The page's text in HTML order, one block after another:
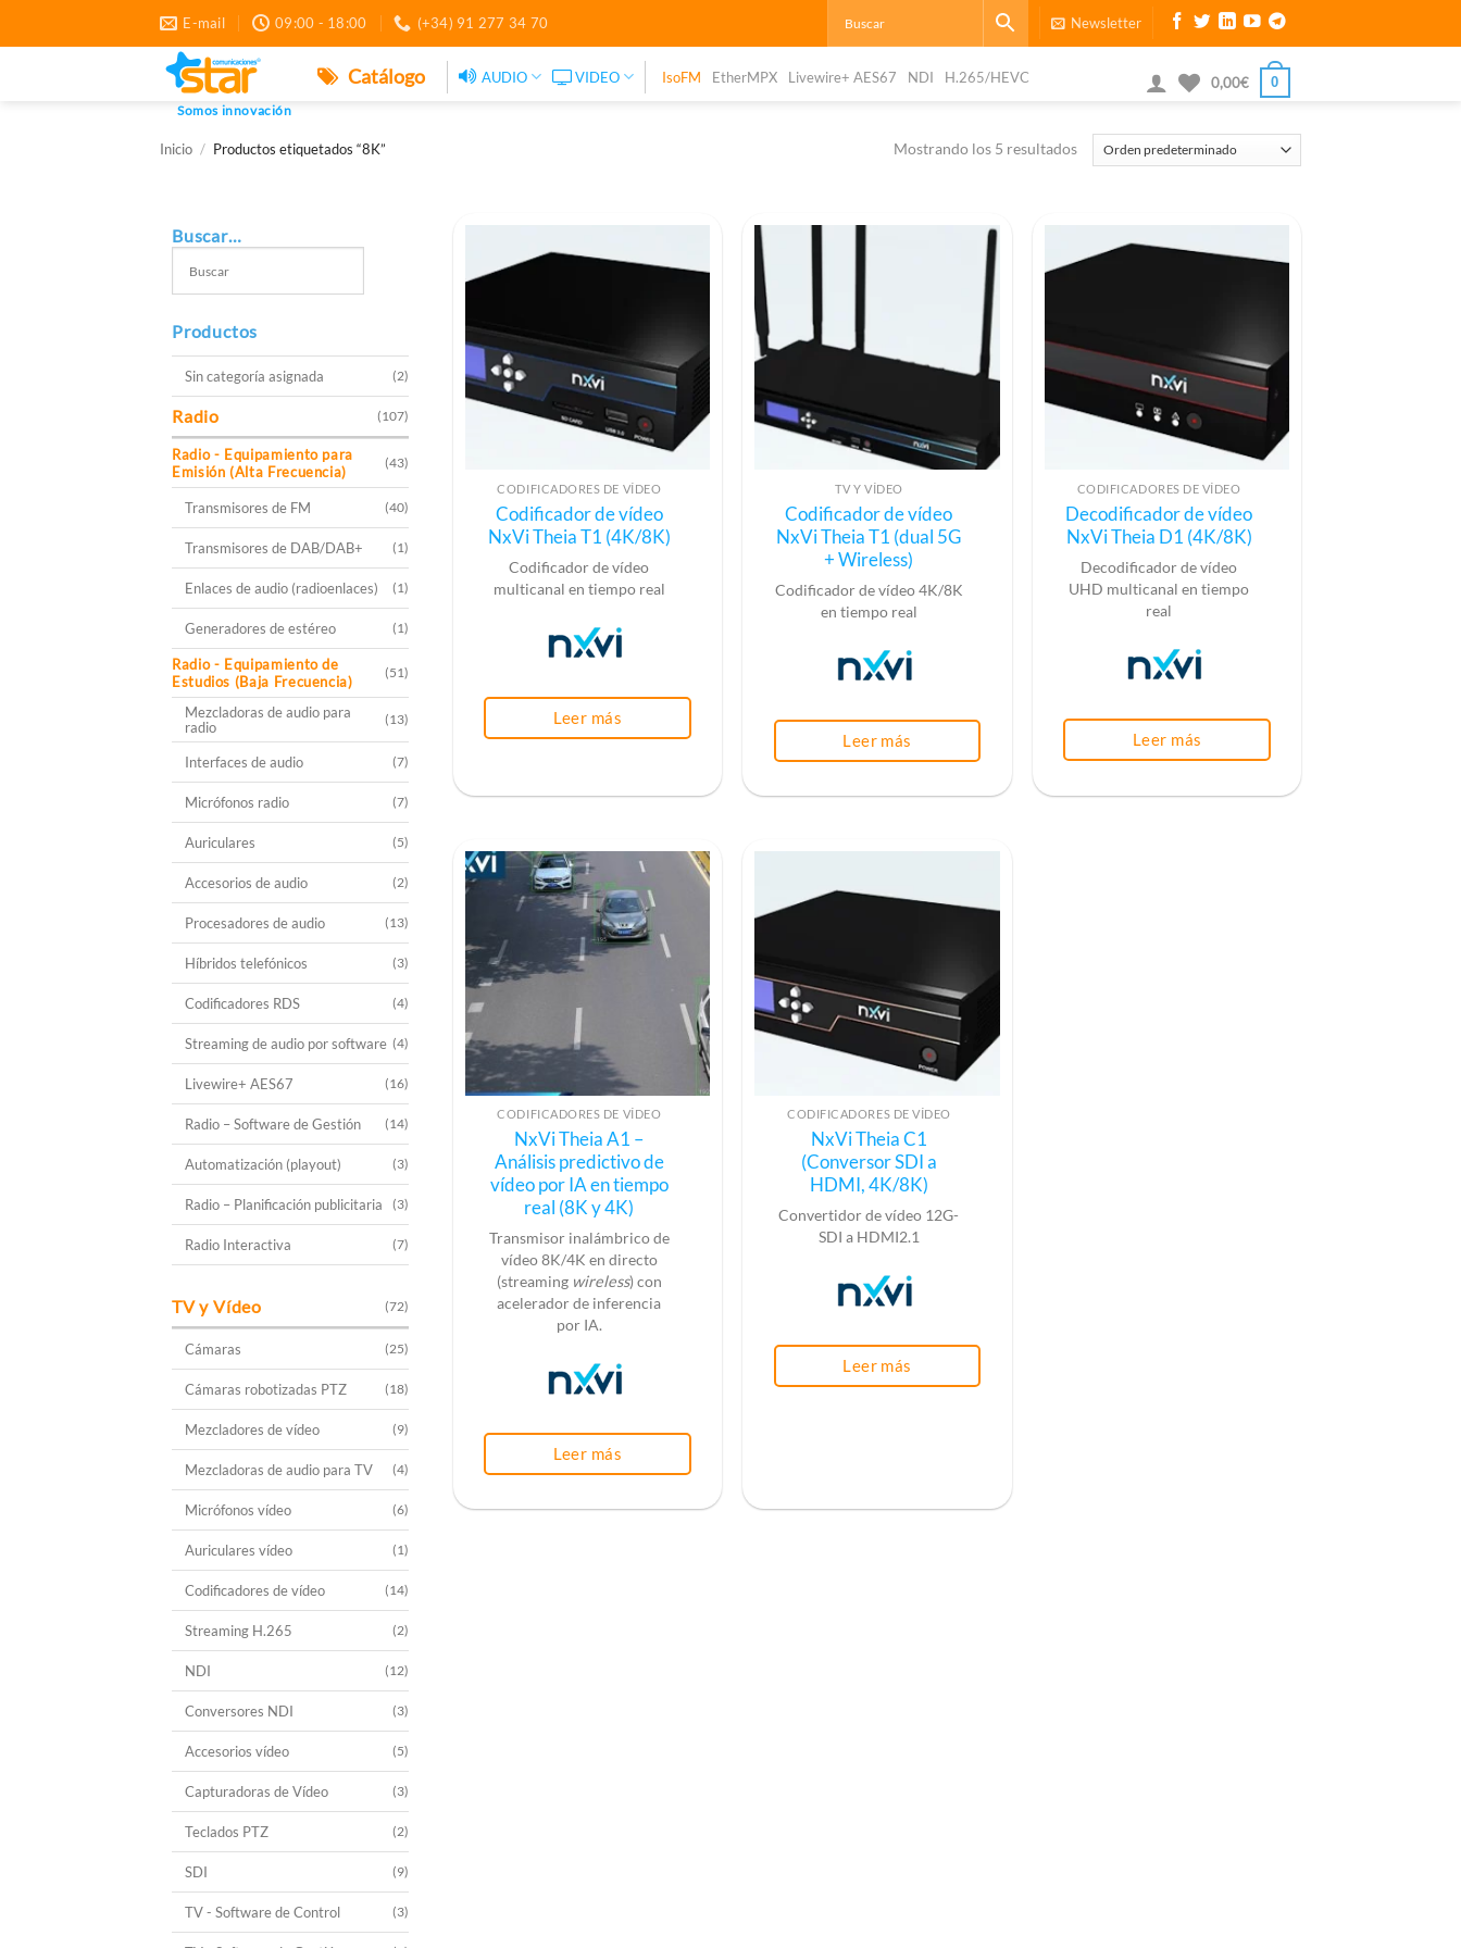
contenido
E-mail 09:00 - 18:00 (+34) 91 277 34 70 Newsletter
Somos innovación
Catálogo AUDIO VIDEO IsoFM EtherMPX Livewire+ AES67 NDI H.265/HEVC 0,00€ 0
Inicio / Productos etiquetados “8K” Mostrando los 5 resultados
Buscar…
Productos
Sin categoría asignada (2)
Radio (107)
Radio - Equipamiento para
Emisión (Alta Frecuencia)
(43)
Transmisores de FM (40)
Transmisores de DAB/DAB+ (1)
Enlaces de audio (radioenlaces) (1)
Generadores de estéreo (1)
Radio - Equipamiento de
Estudios (Baja Frecuencia)
(51)
Mezcladoras de audio para
radio
(13)
Interfaces de audio (7)
Micrófonos radio (7)
Auriculares (5)
Accesorios de audio (2)
Procesadores de audio (13)
Híbridos telefónicos (3)
Codificadores RDS (4)
Streaming de audio por software (4)
Livewire+ AES67 (16)
Radio – Software de Gestión (14)
Automatización (playout) (3)
Radio – Planificación publicitaria (3)
Radio Interactiva (7)
TV y Vídeo (72)
Cámaras (25)
Cámaras robotizadas PTZ (18)
Mezcladores de vídeo (9)
Mezcladoras de audio para TV (4)
Micrófonos vídeo (6)
Auriculares vídeo (1)
Codificadores de vídeo (14)
Streaming H.265 (2)
NDI (12)
Conversores NDI (3)
Accesorios vídeo (5)
Capturadoras de Vídeo (3)
Teclados PTZ (2)
SDI (9)
TV - Software de Control (3)
CODIFICADORES DE VÍDEO
Codificador de vídeo
NxVi Theia T1 (4K/8K)
Codificador de vídeo
multicanal en tiempo real
Leer más
TV Y VÍDEO
Codificador de vídeo
NxVi Theia T1 (dual 5G
+ Wireless)
Codificador de vídeo 4K/8K
en tiempo real
Leer más
CODIFICADORES DE VÍDEO
Decodificador de vídeo
NxVi Theia D1 (4K/8K)
Decodificador de vídeo
UHD multicanal en tiempo
real
Leer más
CODIFICADORES DE VÍDEO
NxVi Theia A1 –
Análisis predictivo de
vídeo por IA en tiempo
real (8K y 4K)
Transmisor inalámbrico de
vídeo 8K/4K en directo
(streaming wireless) con
acelerador de inferencia
por IA.
Leer más
CODIFICADORES DE VÍDEO
NxVi Theia C1
(Conversor SDI a
HDMI, 4K/8K)
Convertidor de vídeo 12G-
SDI a HDMI2.1
Leer más